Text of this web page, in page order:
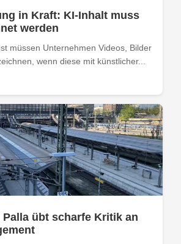
in Kraft: KI-Inhalt muss
werden
müssen Unternehmen Videos, Bilder
wenn diese mit künstlicher...
Palla übt scharfe Kritik an